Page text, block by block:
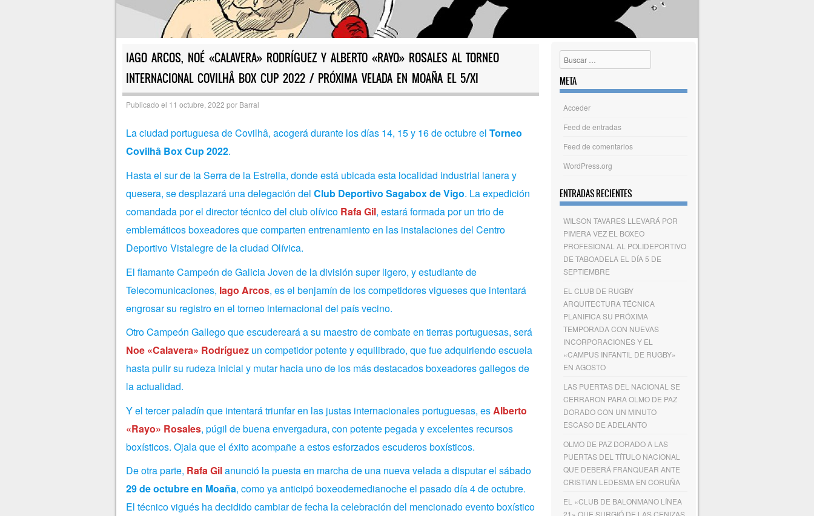
IAGO ARCOS, NOÉ «CALAVERA» RODRÍGUEZ Y ALBERTO «RAYO» ROSALES AL TORNEO
INTERNACIONAL COVILHÂ BOX CUP 2022 / PRÓXIMA VELADA EN MOAÑA EL 5/XI
Publicado el 11 octubre, 2022 por Barral
La ciudad portuguesa de Covilhâ, acogerá durante los días 14, 15 y 16 de octubre el Torneo
Covilhâ Box Cup 2022.
Hasta el sur de la Serra de la Estrella, donde está ubicada esta localidad industrial lanera y
quesera, se desplazará una delegación del Club Deportivo Sagabox de Vigo. La expedición
comandada por el director técnico del club olívico Rafa Gil, estará formada por un trio de
emblemáticos boxeadores que comparten entrenamiento en las instalaciones del Centro
Deportivo Vistalegre de la ciudad Olívica.
El flamante Campeón de Galicia Joven de la división super ligero, y estudiante de
Telecomunicaciones, Iago Arcos, es el benjamín de los competidores vigueses que intentará
engrosar su registro en el torneo internacional del país vecino.
Otro Campeón Gallego que escudereará a su maestro de combate en tierras portuguesas, será
Noe «Calavera» Rodríguezun competidor potente y equilibrado, que fue adquiriendo escuela
hasta pulir su rudeza inicial y mutar hacia uno de los más destacados boxeadores gallegos de
la actualidad.
Y el tercer paladín que intentará triunfar en las justas internacionales portuguesas, esAlberto
«Rayo» Rosales, púgil de buena envergadura, con potente pegada y excelentes recursos
boxísticos. Ojala que el éxito acompañe a estos esforzados escuderos boxísticos.
De otra parte, Rafa Gilanunció la puesta en marcha de una nueva velada a disputar el sábado
29 de octubre en Moaña, como ya anticipó boxeodemedianoche el pasado día 4 de octubre.
El técnico vigués ha decidido cambiar de fecha la celebración del mencionado evento boxístico
Buscar
META
Acceder
Feed de entradas
Feed de comentarios
WordPress.org
ENTRADAS RECIENTES
WILSON TAVARES LLEVARÁ POR
PIMERA VEZ EL BOXEO
PROFESIONAL AL POLIDEPORTIVO
DE TABOADELA EL DÍA 5 DE
SEPTIEMBRE
EL CLUB DE RUGBY
ARQUITECTURA TÉCNICA
PLANIFICA SU PRÓXIMA
TEMPORADA CON NUEVAS
INCORPORACIONES Y EL
«CAMPUS INFANTIL DE RUGBY»
EN AGOSTO
LAS PUERTAS DEL NACIONAL SE
CERRARON PARA OLMO DE PAZ
DORADO CON UN MINUTO
ESCASO DE ADELANTO
OLMO DE PAZ DORADO A LAS
PUERTAS DEL TÍTULO NACIONAL
QUE DEBERÁ FRANQUEAR ANTE
CRISTIAN LEDESMA EN CORUÑA
EL «CLUB DE BALONMANO LÍNEA
21» QUE SURGIÓ DE LAS CENIZAS